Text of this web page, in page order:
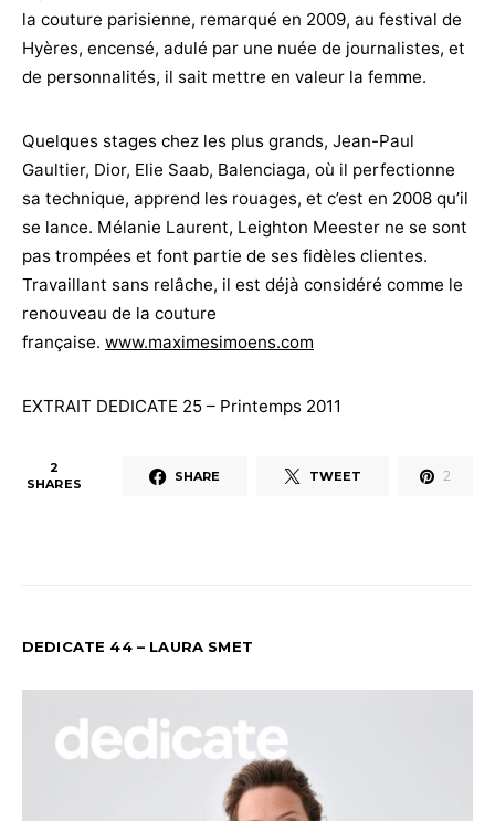
la couture parisienne, remarqué en 2009, au festival de
Hyères, encensé, adulé par une nuée de journalistes, et
de personnalités, il sait mettre en valeur la femme.
Quelques stages chez les plus grands, Jean-Paul
Gaultier, Dior, Elie Saab, Balenciaga, où il perfectionne
sa technique, apprend les rouages, et c’est en 2008 qu’il
se lance. Mélanie Laurent, Leighton Meester ne se sont
pas trompées et font partie de ses fidèles clientes.
Travaillant sans relâche, il est déjà considéré comme le
renouveau de la couture
française. www.maximesimoens.com
EXTRAIT DEDICATE 25 – Printemps 2011
2
SHARES
SHARE TWEET 2
DEDICATE 44 – LAURA SMET